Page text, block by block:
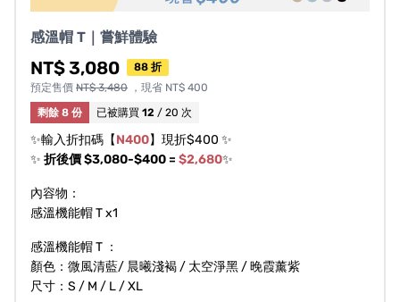
傳統帽Ｔ，一直以來都是用
作，因為製作方便又便宜。
但，多年不變的材質和設計，
感溫帽 T｜嘗鮮體驗
NT$ 3,080
88 折
預定售價 NT$ 3,480 ，現省 NT$ 400
剩餘 8 份
已被購買 12 / 20 次
✨輸入折扣碼【N400】現折$400 ✨
✨ 折後價 $3,080-$400 = $2,680✨
內容物：
感溫機能帽 T x1
感溫機能帽 T ：
顏色：微風清藍/ 晨曦淺褐 / 太空淨黑 / 晚霞薰紫
尺寸：S / M / L / XL